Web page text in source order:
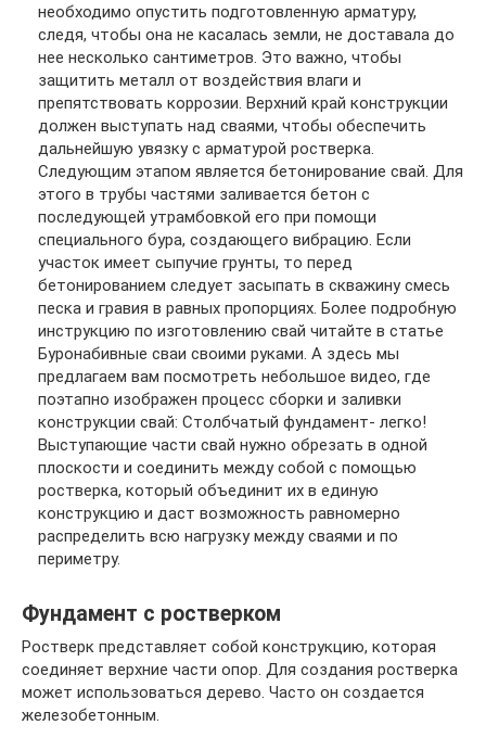
необходимо опустить подготовленную арматуру,
следя, чтобы она не касалась земли, не доставала до
нее несколько сантиметров. Это важно, чтобы
защитить металл от воздействия влаги и
препятствовать коррозии. Верхний край конструкции
должен выступать над сваями, чтобы обеспечить
дальнейшую увязку с арматурой ростверка.
Следующим этапом является бетонирование свай. Для
этого в трубы частями заливается бетон с
последующей утрамбовкой его при помощи
специального бура, создающего вибрацию. Если
участок имеет сыпучие грунты, то перед
бетонированием следует засыпать в скважину смесь
песка и гравия в равных пропорциях. Более подробную
инструкцию по изготовлению свай читайте в статье
Буронабивные сваи своими руками. А здесь мы
предлагаем вам посмотреть небольшое видео, где
поэтапно изображен процесс сборки и заливки
конструкции свай: Столбчатый фундамент- легко!
Выступающие части свай нужно обрезать в одной
плоскости и соединить между собой с помощью
ростверка, который объединит их в единую
конструкцию и даст возможность равномерно
распределить всю нагрузку между сваями и по
периметру.
Фундамент с ростверком
Ростверк представляет собой конструкцию, которая
соединяет верхние части опор. Для создания ростверка
может использоваться дерево. Часто он создается
железобетонным.